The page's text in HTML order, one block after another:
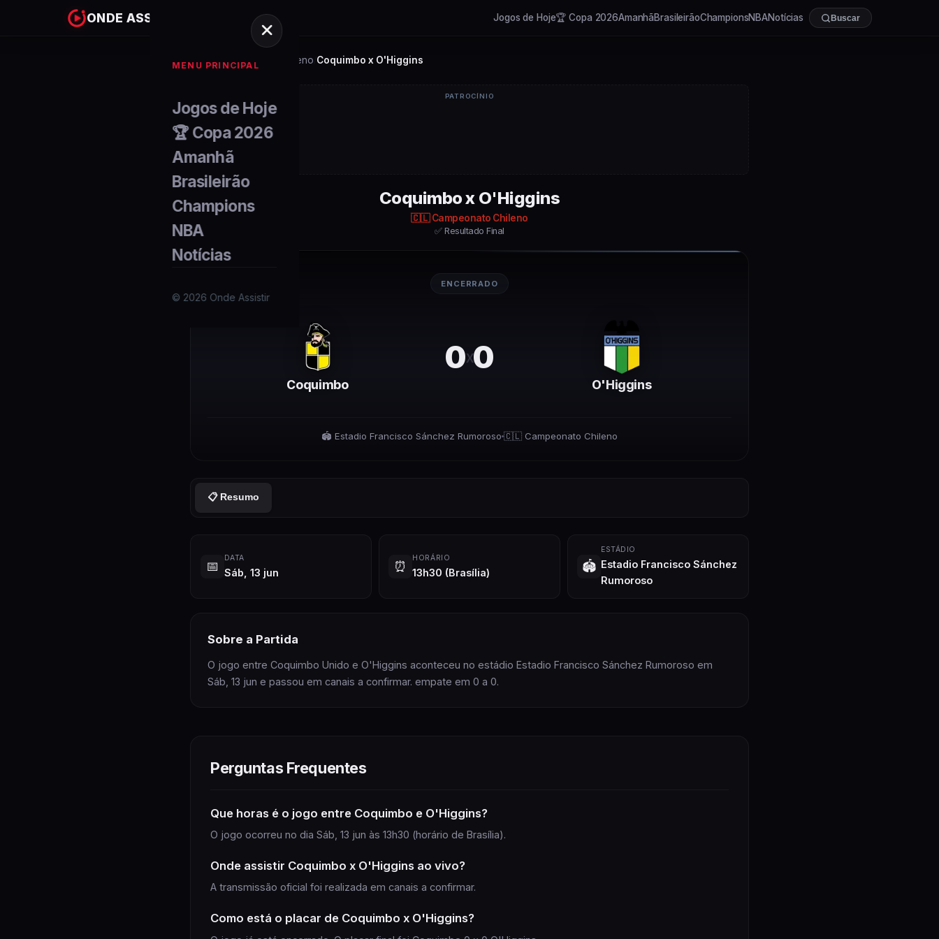
ONDE ASSISTIR Jogos de Hoje🏆 Copa 2026AmanhãBrasileirãoChampionsNBANotícias Buscar
MENU PRINCIPAL
Jogos de Hoje
🏆 Copa 2026
Amanhã
Brasileirão
Champions
NBA
Notícias
© 2026 Onde Assistir
Home/Campeonato-chileno Coquimbo x O'Higgins
PATROCÍNIO
Coquimbo x O'Higgins
🇨🇱 Campeonato Chileno
✅ Resultado Final
ENCERRADO
Coquimbo
0x0
O'Higgins
🏟️ Estadio Francisco Sánchez Rumoroso 🇨🇱 Campeonato Chileno
📋 Resumo
📅
DATA
Sáb, 13 jun ⏰
HORÁRIO
13h30 (Brasília) 🏟️
ESTÁDIO
Estadio Francisco Sánchez
Rumoroso
Sobre a Partida
O jogo entre Coquimbo Unido e O'Higgins aconteceu no estádio Estadio Francisco Sánchez Rumoroso em
Sáb, 13 jun e passou em canais a confirmar. empate em 0 a 0.
Perguntas Frequentes
Que horas é o jogo entre Coquimbo e O'Higgins?
O jogo ocorreu no dia Sáb, 13 jun às 13h30 (horário de Brasília).
Onde assistir Coquimbo x O'Higgins ao vivo?
A transmissão oficial foi realizada em canais a confirmar.
Como está o placar de Coquimbo x O'Higgins?